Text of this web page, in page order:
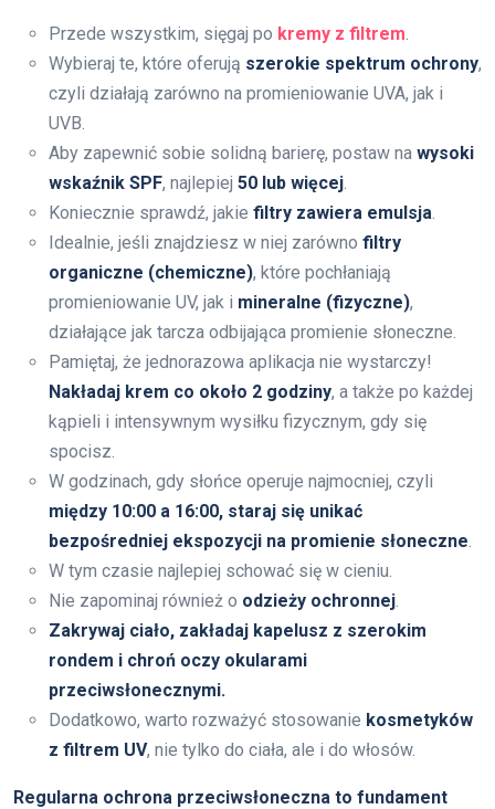
Przede wszystkim, sięgaj po kremy z filtrem.
Wybieraj te, które oferują szerokie spektrum ochrony,
czyli działają zarówno na promieniowanie UVA, jak i
UVB.
Aby zapewnić sobie solidną barierę, postaw na wysoki
wskaźnik SPF, najlepiej 50 lub więcej.
Koniecznie sprawdź, jakie filtry zawiera emulsja.
Idealnie, jeśli znajdziesz w niej zarówno filtry
organiczne (chemiczne), które pochłaniają
promieniowanie UV, jak i mineralne (fizyczne),
działające jak tarcza odbijająca promienie słoneczne.
Pamiętaj, że jednorazowa aplikacja nie wystarczy!
Nakładaj krem co około 2 godziny, a także po każdej
kąpieli i intensywnym wysiłku fizycznym, gdy się
spocisz.
W godzinach, gdy słońce operuje najmocniej, czyli
między 10:00 a 16:00, staraj się unikać
bezpośredniej ekspozycji na promienie słoneczne.
W tym czasie najlepiej schować się w cieniu.
Nie zapominaj również o odzieży ochronnej.
Zakrywaj ciało, zakładaj kapelusz z szerokim
rondem i chroń oczy okularami
przeciwsłonecznymi.
Dodatkowo, warto rozważyć stosowanie kosmetyków
z filtrem UV, nie tylko do ciała, ale i do włosów.
Regularna ochrona przeciwsłoneczna to fundament